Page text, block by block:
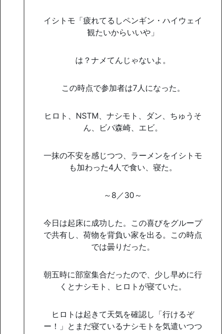
イシトモ「疲れてるしペンギン・ハイウェイ
観たいからいいや」
は？ナメてんじゃないよ。
この時点で参加者は7人になった。
ヒロト、NSTM、ナシモト、ダン、ちゅうそ
ん、ビバ森崎、エビ。
一抹の不安を感じつつ、ラーメンをイシトモ
も加わった4人で食い、寝た。
～8／30～
今日は起床に成功した。この喜びをグループ
で共有し、荷物を背負い家を出る。この時点
では曇りだった。
朝五時に部室集合だったので、少し早めに行
くとナシモト、ヒロトが寝ていた。
ヒロトは起きて天気を確認し「行けるぞ
ー！」とまだ寝ているナシモトを気遣いつつ